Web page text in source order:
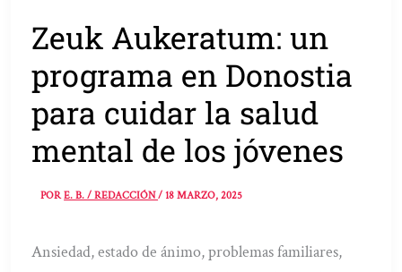
Zeuk Aukeratum: un
programa en Donostia
para cuidar la salud
mental de los jóvenes
PORE. B. / REDACCIÓN/18 MARZO, 2025
Ansiedad, estado de ánimo, problemas familiares,